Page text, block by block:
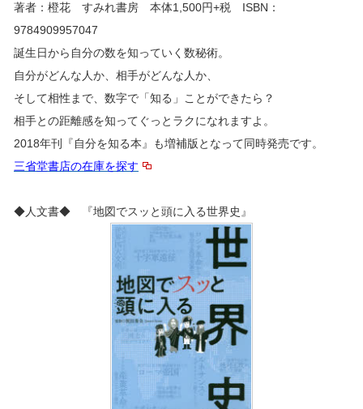
著者：橙花 すみれ書房 本体1,500円+税 ISBN：
9784909957047
誕生日から自分の数を知っていく数秘術。
自分がどんな人か、相手がどんな人か、
そして相性まで、数字で「知る」ことができたら？
相手との距離感を知ってぐっとラクになれますよ。
2018年刊『自分を知る本』も増補版となって同時発売です。
三省堂書店の在庫を探す
◆人文書◆ 『地図でスッと頭に入る世界史』